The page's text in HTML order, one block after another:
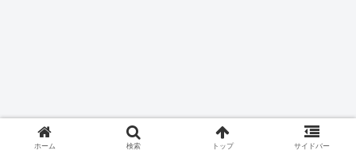
ホーム 検索 トップ サイドバー